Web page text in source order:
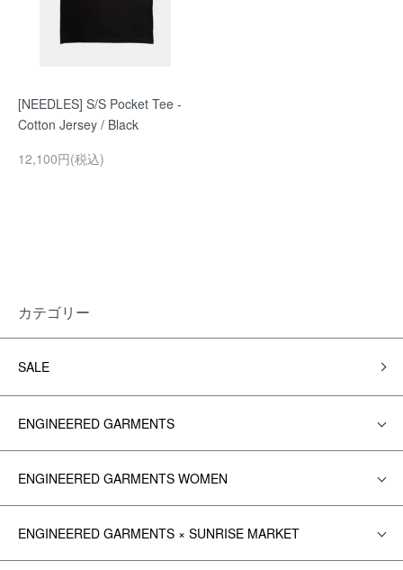
[NEEDLES] S/S Pocket Tee -
Cotton Jersey / Black
12,100円(税込)
カテゴリー
SALE
ENGINEERED GARMENTS
ENGINEERED GARMENTS WOMEN
ENGINEERED GARMENTS × SUNRISE MARKET